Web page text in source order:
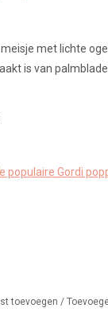
met lichte
is van
populaire Gordi
toevoegen /